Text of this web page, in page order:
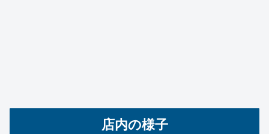
店内の様子